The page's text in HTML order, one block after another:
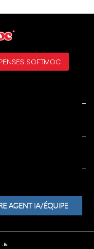
+
+
+
SOFTMOC